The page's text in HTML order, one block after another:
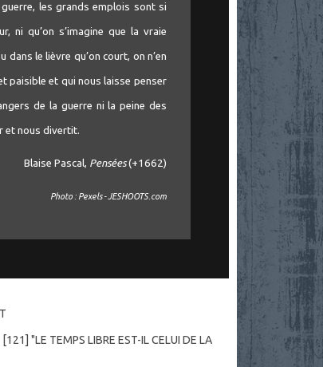
les grands emplois sont si
ni qu’on s’imagine que la vraie
dans le lièvre qu’on court, on n’en
paisible et qui nous laisse penser
de la guerre ni la peine des
et nous divertit.
Blaise Pascal, Pensées(+1662)
Photo : Pexels - JESHOOTS.com
[121] "LE TEMPS LIBRE EST-IL CELUI DE LA